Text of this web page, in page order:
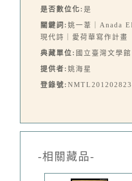
是否數位化: 是
關鍵詞: 姚一葦｜Anada
現代詩｜愛荷華寫作計畫
典藏單位: 國立臺灣文學館
提供者: 姚海星
登錄號:
-相關藏品-